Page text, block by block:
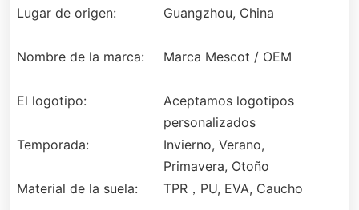
Lugar de origen: Guangzhou, China
Nombre de la marca: Marca Mescot / OEM
El logotipo:
Aceptamos logotipos
personalizados
Temporada:
Invierno, Verano,
Primavera, Otoño
Material de la suela:
TPR，PU, EVA, Caucho